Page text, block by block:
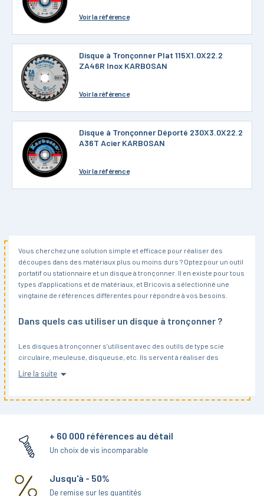
Voirla référence
Disque à Tronçonner Plat 115X1.0X22.2
ZA46R Inox KARBOSAN
Voirla référence
Disque à Tronçonner Déporté 230X3.0X22.2
A36T Acier KARBOSAN
Voirla référence
Vous cherchez une solution simple et efficace pour réaliser des
découpes dans des matériaux plus ou moins durs ? Optez pour un outil
portatif ou stationnaire et un disque à tronçonner. Il en existe pour tous
types d’applications et de matériaux, et Bricovis a sélectionné une
vingtaine de références différentes pour répondre à vos besoins.
Dans quels cas utiliser un disque à tronçonner ?
Les disques à tronçonner s’utilisent avec des outils de type scie
circulaire, meuleuse, disqueuse, etc. Ils servent à réaliser des
carrelage, ou dans des matériaux plus souples, tels que le plastique ou
pour la découpe du bois.
découpe précise de dalles de carrelage à l’ébarbage de pièces
métalliques, en passant par la découpe de tuyaux en PVC, et bien plus
pour les particuliers.
Lire la suite
+ 60 000 références au détail
Un choix de vis incomparable
Jusqu'à - 50%
De remise sur les quantités